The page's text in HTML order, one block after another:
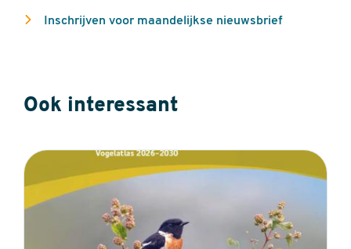
Inschrijven voor maandelijkse nieuwsbrief
Ook interessant